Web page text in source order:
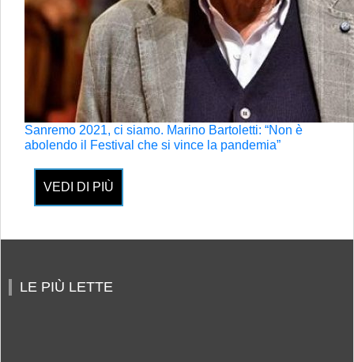
Sanremo 2021, ci siamo. Marino Bartoletti: “Non è
abolendo il Festival che si vince la pandemia”
VEDI DI PIÙ
LE PIÙ LETTE